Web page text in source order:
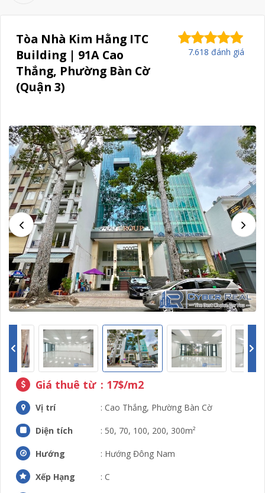
Tòa Nhà Kim Hằng ITC
Building | 91A Cao
Thắng, Phường Bàn Cờ
(Quận 3)
7.618 đánh giá
Giá thuê từ : 17$/m2
Vị trí : Cao Thắng, Phường Bàn Cờ
Diện tích : 50, 70, 100, 200, 300m²
Hướng : Hướng Đông Nam
Xếp Hạng : C